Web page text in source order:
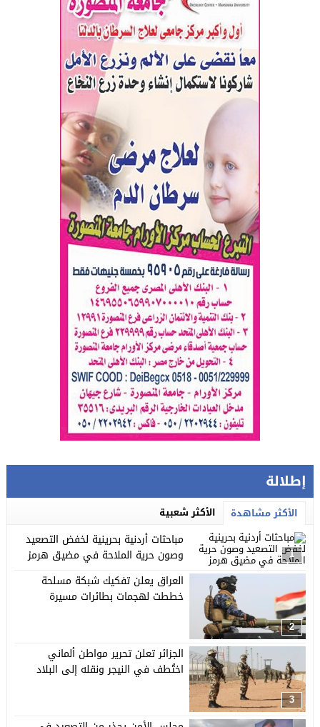
إطلالة
الأكثر مشاهدة الأكثر شعبية
1
مباحثات أردنية بحرينية لخفض التصعيد
وصون حرية الملاحة في مضيق هرمز
2
العراق يعلن تفكيك شبكة مسلحة
خططت لهجمات بطائرات مسيرة
3
الجزائر تعلن تحرير مواطن ألماني
اختُطف في النيجر ونقله إلى البلاد